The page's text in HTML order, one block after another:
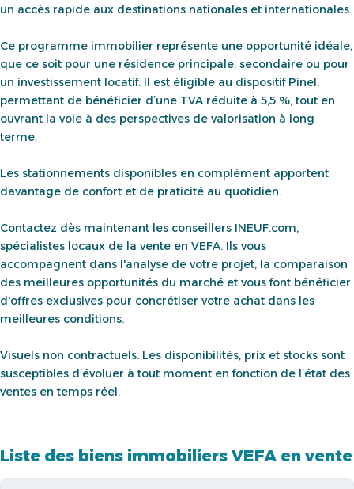
un accès rapide aux destinations nationales et internationales.
Ce programme immobilier représente une opportunité idéale,
que ce soit pour une résidence principale, secondaire ou pour
un investissement locatif. Il est éligible au dispositif Pinel,
permettant de bénéficier d’une TVA réduite à 5,5 %, tout en
ouvrant la voie à des perspectives de valorisation à long
terme.
Les stationnements disponibles en complément apportent
davantage de confort et de praticité au quotidien.
Contactez dès maintenant les conseillers INEUF.com,
spécialistes locaux de la vente en VEFA. Ils vous
accompagnent dans l'analyse de votre projet, la comparaison
des meilleures opportunités du marché et vous font bénéficier
d'offres exclusives pour concrétiser votre achat dans les
meilleures conditions.
Visuels non contractuels. Les disponibilités, prix et stocks sont
susceptibles d’évoluer à tout moment en fonction de l’état des
ventes en temps réel.
Liste des biens immobiliers VEFA en vente